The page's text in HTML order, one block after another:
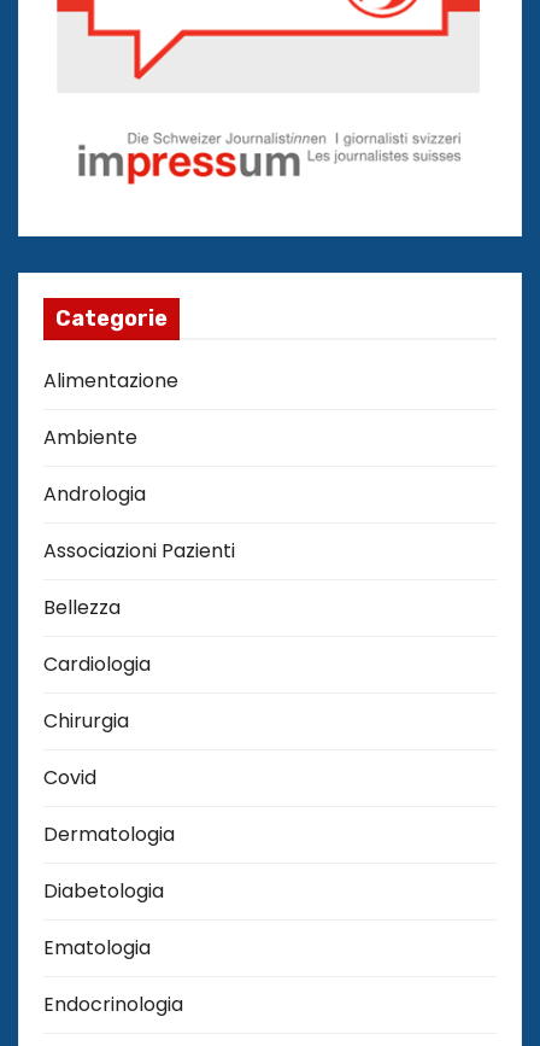
Categorie
Alimentazione
Ambiente
Andrologia
Associazioni Pazienti
Bellezza
Cardiologia
Chirurgia
Covid
Dermatologia
Diabetologia
Ematologia
Endocrinologia